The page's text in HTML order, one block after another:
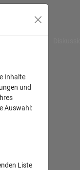
Inhalte
und
Auswahl:
Liste